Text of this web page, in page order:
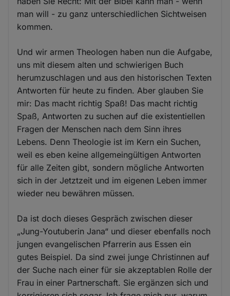
man will - zu ganz unterschiedlichen Sichtweisen
kommen.
Und wir armen Theologen haben nun die Aufgabe,
uns mit diesem alten und schwierigen Buch
herumzuschlagen und aus den historischen Texten
Antworten für heute zu finden. Aber glauben Sie
mir: Das macht richtig Spaß! Das macht richtig
Spaß, Antworten zu suchen auf die existentiellen
Fragen der Menschen nach dem Sinn ihres
Lebens. Denn Theologie ist im Kern ein Suchen,
weil es eben keine allgemeingültigen Antworten
für alle Zeiten gibt, sondern mögliche Antworten
sich in der Jetztzeit und im eigenen Leben immer
wieder neu bewähren müssen.
Da ist doch dieses Gespräch zwischen dieser
„Jung-Youtuberin Jana“ und dieser ebenfalls noch
jungen evangelischen Pfarrerin aus Essen ein
gutes Beispiel. Da sind zwei junge Christinnen auf
der Suche nach einer für sie akzeptablen Rolle der
Frau in einer Partnerschaft. Sie ergänzen sich und